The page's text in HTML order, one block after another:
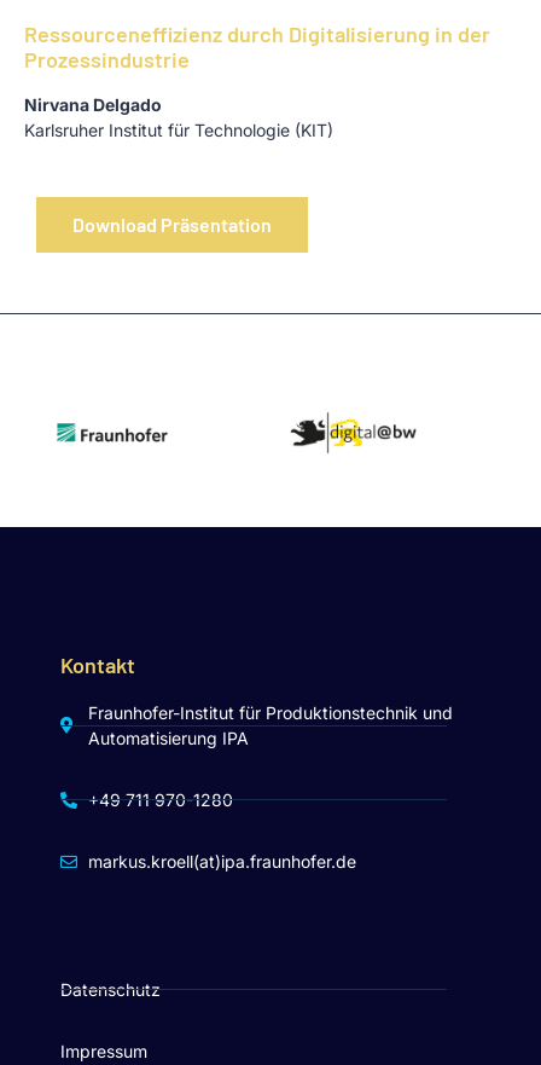
Ressourceneffizienz durch Digita­lisierung in der
Prozessindustrie
Nirvana Delgado
Karlsruher Institut für Technologie (KIT)
Download Präsentation
Kontakt
Fraunhofer-Institut für Produktionstechnik und
Automatisierung IPA
+49 711 970-1280
markus.kroell(at)ipa.fraunhofer.de
Datenschutz
Impressum